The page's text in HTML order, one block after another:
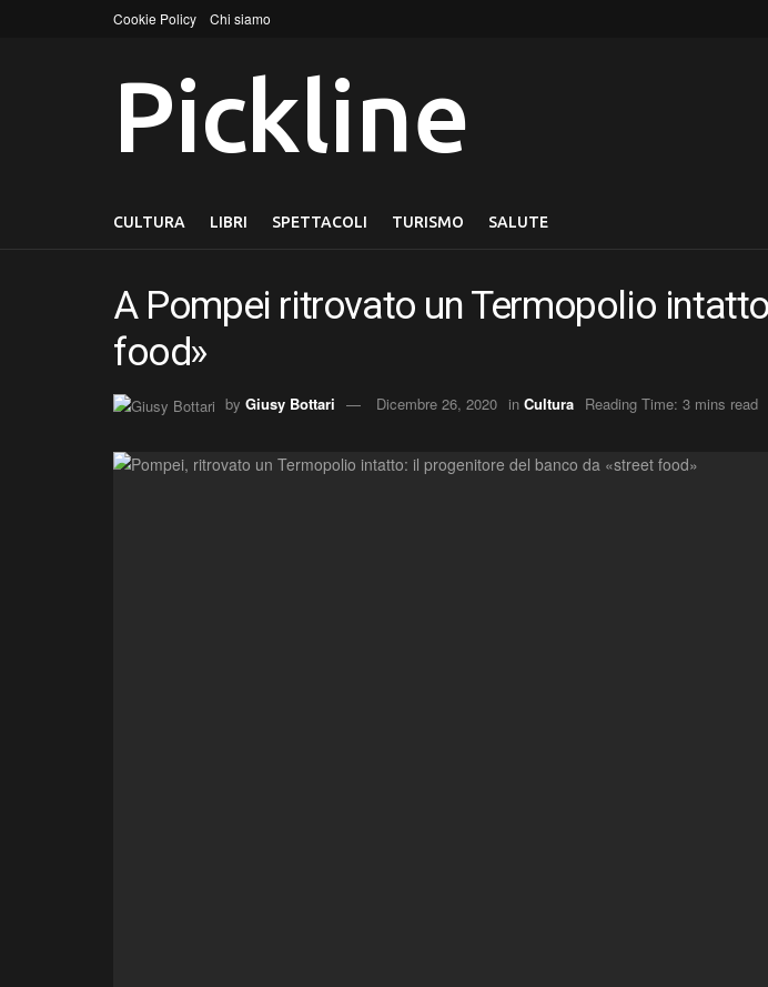
Cookie Policy Chi siamo
Pickline
CULTURA LIBRI SPETTACOLI TURISMO SALUTE
A Pompei ritrovato un Termopolio
food»
by Giusy Bottari Dicembre 26, 2020 in Cultura Reading Time: 3 mins read